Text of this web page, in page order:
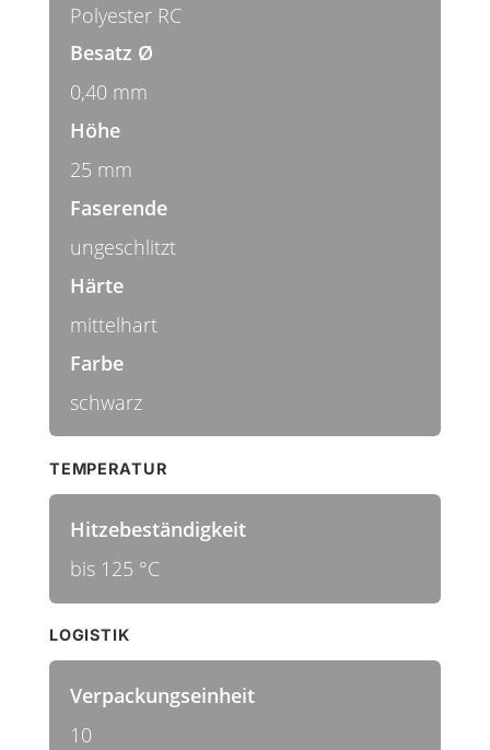
Polyester RC
Besatz Ø
0,40 mm
Höhe
25 mm
Faserende
ungeschlitzt
Härte
mittelhart
Farbe
schwarz
TEMPERATUR
Hitzebeständigkeit
bis 125 °C
LOGISTIK
Verpackungseinheit
10